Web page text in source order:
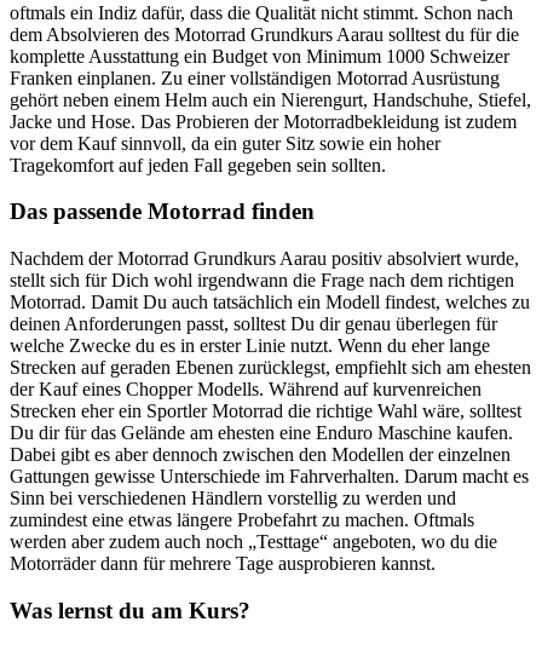
oftmals ein Indiz dafür, dass die Qualität nicht stimmt. Schon nach
dem Absolvieren des Motorrad Grundkurs Aarau solltest du für die
komplette Ausstattung ein Budget von Minimum 1000 Schweizer
Franken einplanen. Zu einer vollständigen Motorrad Ausrüstung
gehört neben einem Helm auch ein Nierengurt, Handschuhe, Stiefel,
Jacke und Hose. Das Probieren der Motorradbekleidung ist zudem
vor dem Kauf sinnvoll, da ein guter Sitz sowie ein hoher
Tragekomfort auf jeden Fall gegeben sein sollten.
Das passende Motorrad finden
Nachdem der Motorrad Grundkurs Aarau positiv absolviert wurde,
stellt sich für Dich wohl irgendwann die Frage nach dem richtigen
Motorrad. Damit Du auch tatsächlich ein Modell findest, welches zu
deinen Anforderungen passt, solltest Du dir genau überlegen für
welche Zwecke du es in erster Linie nutzt. Wenn du eher lange
Strecken auf geraden Ebenen zurücklegst, empfiehlt sich am ehesten
der Kauf eines Chopper Modells. Während auf kurvenreichen
Strecken eher ein Sportler Motorrad die richtige Wahl wäre, solltest
Du dir für das Gelände am ehesten eine Enduro Maschine kaufen.
Dabei gibt es aber dennoch zwischen den Modellen der einzelnen
Gattungen gewisse Unterschiede im Fahrverhalten. Darum macht es
Sinn bei verschiedenen Händlern vorstellig zu werden und
zumindest eine etwas längere Probefahrt zu machen. Oftmals
werden aber zudem auch noch „Testtage“ angeboten, wo du die
Motorräder dann für mehrere Tage ausprobieren kannst.
Was lernst du am Kurs?